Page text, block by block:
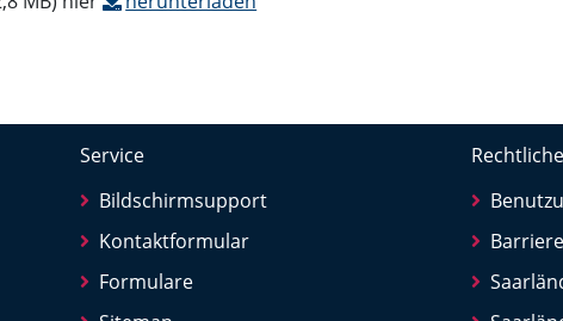
Service
Bildschirmsupport
Kontaktformular
Formulare